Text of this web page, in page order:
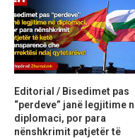
Editorial / Bisedimet pas
“perdeve” janë legjitime
diplomaci, por para
nënshkrimit patjetër të